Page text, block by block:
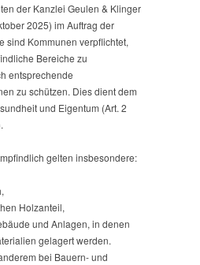
der Kanzlei Geulen & Klinger
2025) im Auftrag der
sind Kommunen verpflichtet,
Bereiche zu
entsprechende
zu schützen. Dies dient dem
und Eigentum (Art. 2
gelten insbesondere:
Holzanteil,
und Anlagen, in denen
gelagert werden.
bei Bauern- und